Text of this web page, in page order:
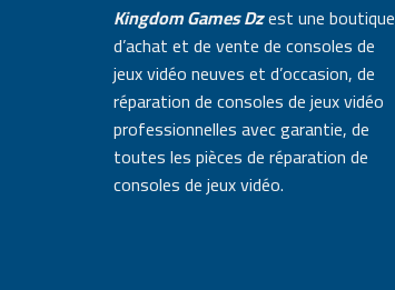
Kingdom Games Dzest une boutique
d’achat et de vente de consoles de
jeux vidéo neuves et d’occasion, de
réparation de consoles de jeux vidéo
professionnelles avec garantie, de
toutes les pièces de réparation de
consoles de jeux vidéo.